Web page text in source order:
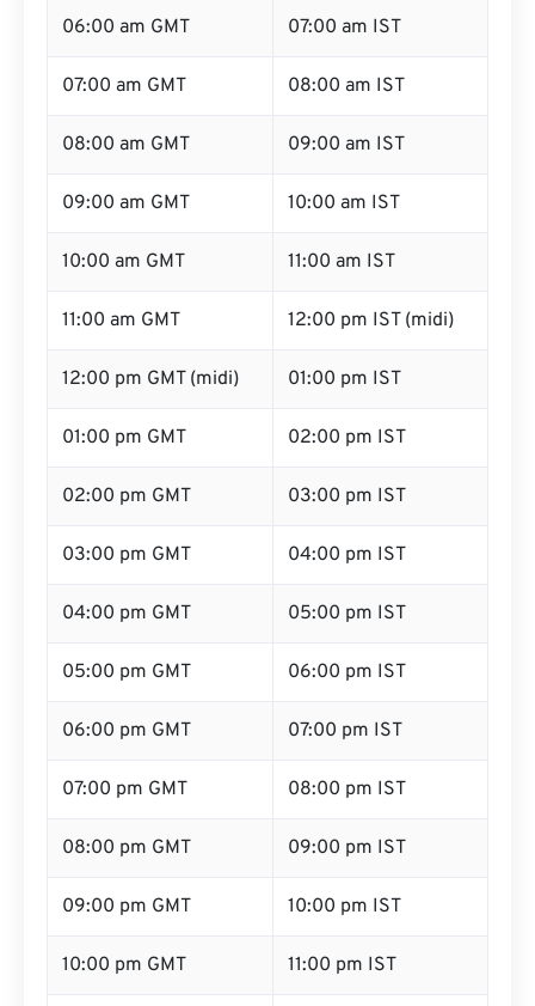
06:00 am GMT 07:00 am IST
07:00 am GMT 08:00 am IST
08:00 am GMT 09:00 am IST
09:00 am GMT 10:00 am IST
10:00 am GMT 11:00 am IST
11:00 am GMT 12:00 pm IST (midi)
12:00 pm GMT (midi) 01:00 pm IST
01:00 pm GMT 02:00 pm IST
02:00 pm GMT 03:00 pm IST
03:00 pm GMT 04:00 pm IST
04:00 pm GMT 05:00 pm IST
05:00 pm GMT 06:00 pm IST
06:00 pm GMT 07:00 pm IST
07:00 pm GMT 08:00 pm IST
08:00 pm GMT 09:00 pm IST
09:00 pm GMT 10:00 pm IST
10:00 pm GMT 11:00 pm IST